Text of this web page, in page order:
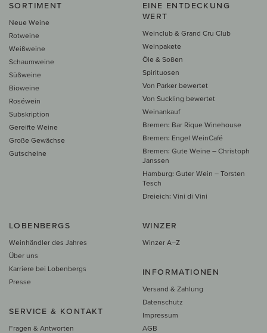
SORTIMENT
Neue Weine
Rotweine
Weißweine
Schaumweine
Süßweine
Bioweine
Roséwein
Subskription
Gereifte Weine
Große Gewächse
Gutscheine
EINE ENTDECKUNG
WERT
Weinclub & Grand Cru Club
Weinpakete
Öle & Soßen
Spirituosen
Von Parker bewertet
Von Suckling bewertet
Weinankauf
Bremen: Bar Rique Winehouse
Bremen: Engel WeinCafé
Bremen: Gute Weine – Christoph
Janssen
Hamburg: Guter Wein – Torsten
Tesch
Dreieich: Vini di Vini
LOBENBERGS
Weinhändler des Jahres
Über uns
Karriere bei Lobenbergs
Presse
SERVICE & KONTAKT
Fragen & Antworten
WINZER
Winzer A–Z
INFORMATIONEN
Versand & Zahlung
Datenschutz
Impressum
AGB